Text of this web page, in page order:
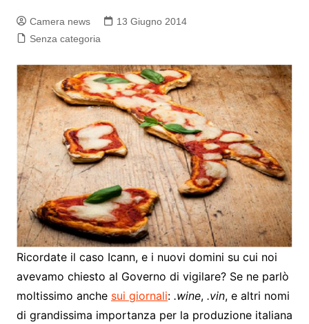
Camera news
13 Giugno 2014
Senza categoria
Ricordate il caso Icann, e i nuovi domini su cui noi
avevamo chiesto al Governo di vigilare? Se ne parlò
moltissimo anche sui giornali: .wine, .vin, e altri nomi
di grandissima importanza per la produzione italiana